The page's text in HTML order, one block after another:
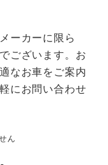
ーカーに限ら
ございます。お
なお車をご案内
にお問い合わせ
ん